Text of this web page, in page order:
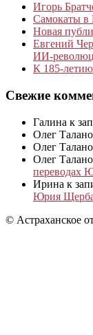
Игорь
Самокаты в
Новая
Евгений
ИИ-
К
Свежие
Галина к
Олег
Олег
Олег
переводах
Ирина к
Юрия
© Астраханское